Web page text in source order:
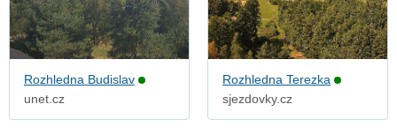
Rozhledna Budislav
unet.cz
Rozhledna Terezka
sjezdovky.cz